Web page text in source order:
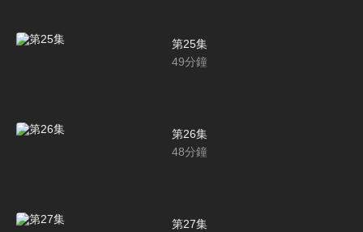
第25集
49分鐘
第26集
48分鐘
第27集